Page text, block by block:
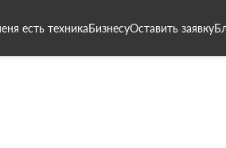
есть техникаБизнесуОставить заявку